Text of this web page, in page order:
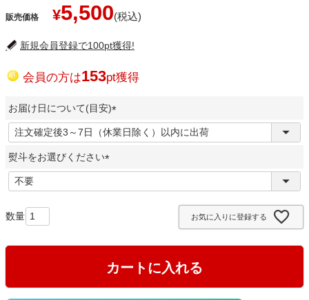
販売価格 ¥5,500
新規会員登録で100pt獲得!
会員の方は153pt獲得
お届け日について(目安)
(
必
)
熨斗をお選びください
必
お気に入りに登録する
カートに入れる